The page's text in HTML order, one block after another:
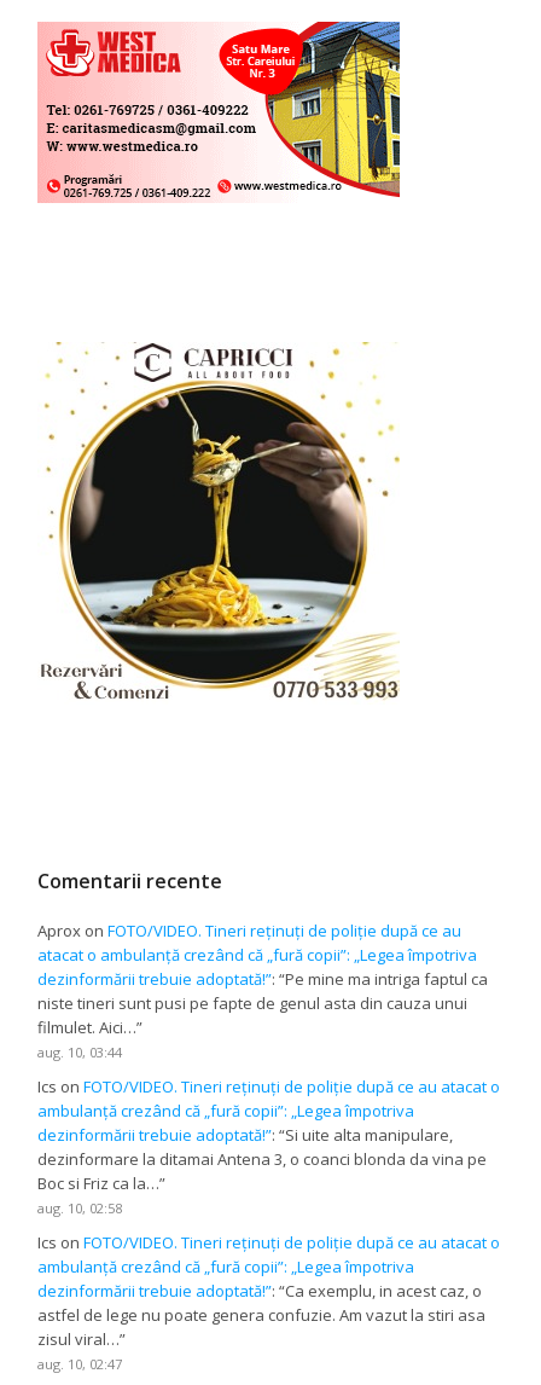
Comentarii recente
Aprox onFOTO/VIDEO. Tineri reținuți de poliție după ce au
atacat o ambulanță crezând că „fură copii”: „Legea împotriva
dezinformării trebuie adoptată!”: “Pe mine ma intriga faptul ca
niste tineri sunt pusi pe fapte de genul asta din cauza unui
filmulet. Aici…”
aug. 10, 03:44
Ics onFOTO/VIDEO. Tineri reținuți de poliție după ce au atacat o
ambulanță crezând că „fură copii”: „Legea împotriva
dezinformării trebuie adoptată!”: “Si uite alta manipulare,
dezinformare la ditamai Antena 3, o coanci blonda da vina pe
Boc si Friz ca la…”
aug. 10, 02:58
Ics onFOTO/VIDEO. Tineri reținuți de poliție după ce au atacat o
ambulanță crezând că „fură copii”: „Legea împotriva
dezinformării trebuie adoptată!”: “Ca exemplu, in acest caz, o
astfel de lege nu poate genera confuzie. Am vazut la stiri asa
zisul viral…”
aug. 10, 02:47